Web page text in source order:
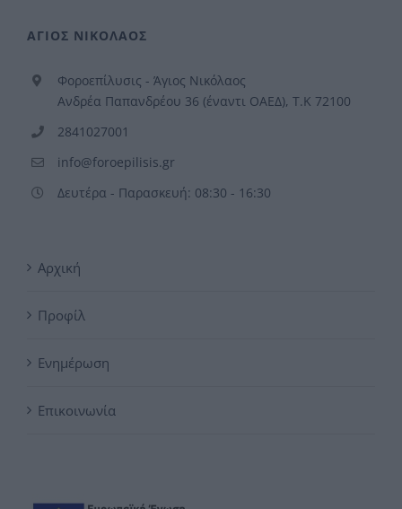
ΑΓΙΟΣ ΝΙΚΟΛΑΟΣ
Φοροεπίλυσις - Άγιος Νικόλαος
Ανδρέα Παπανδρέου 36 (έναντι ΟΑΕΔ), Τ.Κ 72100
2841027001
info@foroepilisis.gr
Δευτέρα - Παρασκευή: 08:30 - 16:30
Αρχική
Προφίλ
Ενημέρωση
Επικοινωνία